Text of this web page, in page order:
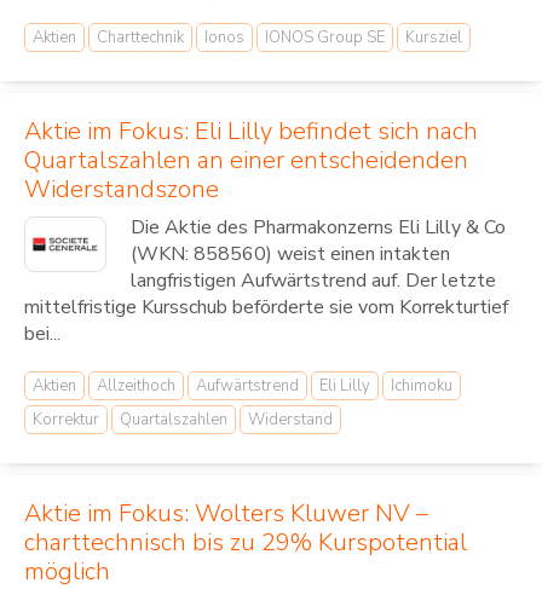
Aktien Charttechnik Ionos IONOS Group SE Kursziel
Aktie im Fokus: Eli Lilly befindet sich nach
Quartalszahlen an einer entscheidenden
Widerstandszone
Die Aktie des Pharmakonzerns Eli Lilly & Co
(WKN: 858560) weist einen intakten
langfristigen Aufwärtstrend auf. Der letzte
mittelfristige Kursschub beförderte sie vom Korrekturtief
bei...
Aktien Allzeithoch Aufwärtstrend Eli Lilly
Ichimoku
Korrektur
Quartalszahlen Widerstand
Aktie im Fokus: Wolters Kluwer NV –
charttechnisch bis zu 29% Kurspotential
möglich